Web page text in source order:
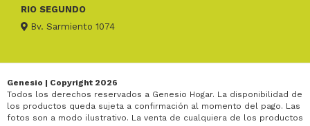
RIO SEGUNDO
Bv. Sarmiento 1074
Genesio | Copyright 2026
Todos los derechos reservados a Genesio Hogar. La disponibilidad de
los productos queda sujeta a confirmación al momento del pago. Las
fotos son a modo ilustrativo. La venta de cualquiera de los productos